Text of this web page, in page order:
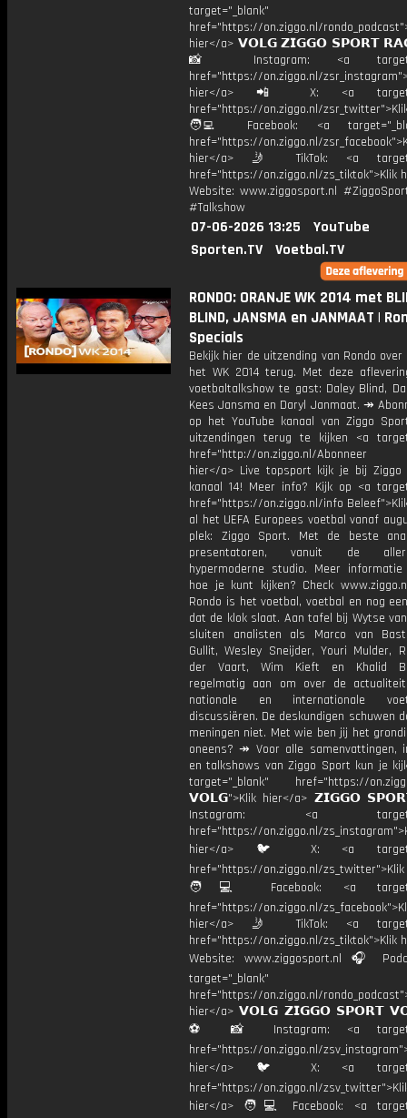
target="_blank"
href="https://on.ziggo.nl/
hier</a> 𝗩𝗢𝗟𝗚 𝗭𝗜𝗚𝗚𝗢 𝗦𝗣𝗢𝗥𝗧
📸 Instagram: <a
href="https://on.ziggo.nl/
hier</a> 📲 X: <a
href="https://on.ziggo.nl/
🧑‍💻 Facebook: <a
href="https://on.ziggo.nl/
hier</a> 🤳 TikTok: <a
href="https://on.ziggo.nl/zs_tiktok">Klik
Website: www.ziggosport.nl
#Talkshow
07-06-2026 13:25
YouTube
Sporten.TV
Voetbal.TV
RONDO: ORANJE WK 2014 met
BLIND, JANSMA en JANMAAT |
Specials
Bekijk hier de uitzending van Rondo over
het WK 2014 terug. Met deze
voetbaltalkshow te gast: Daley Blind,
Kees Jansma en Daryl Janmaat. ↠
op het YouTube kanaal van Ziggo
uitzendingen terug te kijken <a
href="http://on.ziggo.nl/
hier</a> Live topsport kijk je bij
kanaal 14! Meer info? Kijk op <a
href="https://on.ziggo.nl/info
al het UEFA Europees voetbal vanaf
plek: Ziggo Sport. Met de beste
presentatoren, vanuit de
hypermoderne studio. Meer
hoe je kunt kijken? Check
Rondo is het voetbal, voetbal en nog
dat de klok slaat. Aan tafel bij Wytse
sluiten analisten als Marco van
Gullit, Wesley Sneijder, Youri Mulder,
der Vaart, Wim Kieft en Khalid
regelmatig aan om over de
nationale en internationale
discussiëren. De deskundigen schuwen
meningen niet. Met wie ben jij het
oneens? ↠ Voor alle samenvattingen,
en talkshows van Ziggo Sport kun je
target="_blank" href="https://
𝗩𝗢𝗟𝗚">Klik hier</a> 𝗭𝗜𝗚𝗚𝗢
Instagram: <a
href="https://on.ziggo.nl/
hier</a> 🐦 X: <a
href="https://on.ziggo.nl/
🧑💻 Facebook: <a
href="https://on.ziggo.nl/
hier</a> 🤳 TikTok: <a
href="https://on.ziggo.nl/zs_tiktok">Klik
Website: www.ziggosport.nl 🎧
target="_blank"
href="https://on.ziggo.nl/
hier</a> 𝗩𝗢𝗟𝗚 𝗭𝗜𝗚𝗚𝗢 𝗦𝗣𝗢𝗥𝗧
⚽️ 📸 Instagram: <a
href="https://on.ziggo.nl/
hier</a> 🐦 X: <a
href="https://on.ziggo.nl/
hier</a> 🧑💻 Facebook: <a